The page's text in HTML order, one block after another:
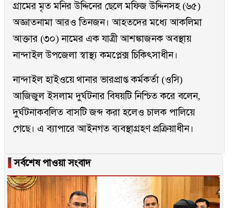
গ্রামের মৃত মনির উদ্দিনের ছেলে মফিজ উদ্দিনসহ (৬৫)
অজ্ঞাতনামা আরও তিনজন। আহতদের মধ্যে আকলিমা
আক্তার (৩০) নামের এক যাত্রী আশঙ্কাজনক অবস্থায়
নান্দাইল উপজেলা স্বাস্থ্য কমপ্লেক্স চিকিৎসাধীন।
নান্দাইল হাইওয়ে থানার ভারপ্রাপ্ত কর্মকর্তা (ওসি)
আজিজুল ইসলাম দুর্ঘটনার বিষয়টি নিশ্চিত করে বলেন,
দুর্ঘটনাকবলিত বাসটি জব্দ করা হলেও চালক পালিয়ে
গেছে। এ ব্যাপারে আইনগত ব্যবস্থাগ্রহণ প্রক্রিয়াধীন।
▐সর্বশেষ পাওয়া সংবাদ